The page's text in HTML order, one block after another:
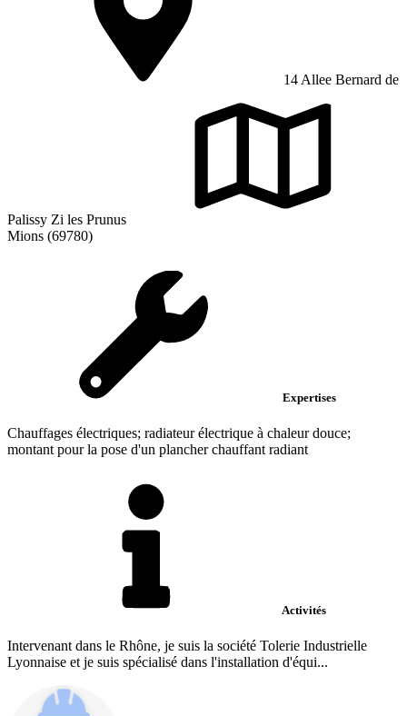
14 Allee Bernard de
Palissy Zi les Prunus
Mions (69780)
Expertises
Chauffages électriques; radiateur électrique à chaleur douce;
montant pour la pose d'un plancher chauffant radiant
Activités
Intervenant dans le Rhône, je suis la société Tolerie Industrielle
Lyonnaise et je suis spécialisé dans l'installation d'équi...